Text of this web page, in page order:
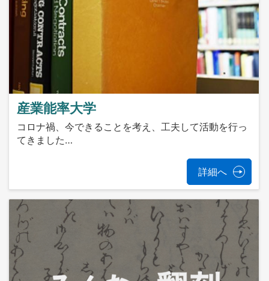
産業能率大学
コロナ禍、今できることを考え、工夫して活動を行っ
てきました…
詳細へ